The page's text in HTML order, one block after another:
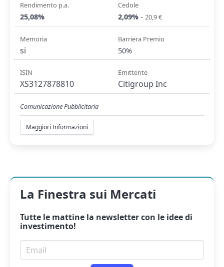
Rendimento p.a.
25,08%
Cedole
2,09% - 20,9 €
Memoria
si
Barriera Premio
50%
ISIN
XS3127878810
Emittente
Citigroup Inc
Comunicazione Pubblicitaria
Maggiori Informazioni
La Finestra sui Mercati
Tutte le mattine la newslettercon le idee di
investimento!
Email per newsletter